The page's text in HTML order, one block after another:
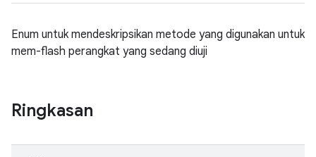
Enum untuk mendeskripsikan metode yang digunakan untuk
mem-flash perangkat yang sedang diuji
Ringkasan